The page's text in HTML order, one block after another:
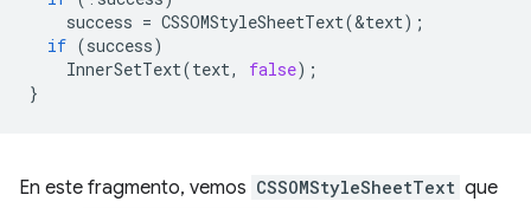
success = CSSOMStyleSheetText(&text);
if (success)
InnerSetText(text, false);
}
En este fragmento, vemos CSSOMStyleSheetText que